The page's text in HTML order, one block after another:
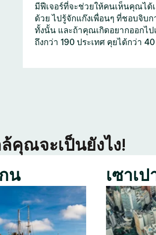
มีฟีเจอร์ที่จะช่วยให้คนเห็นคุณไ
ด้วย ไปรู้จักแก๊งเพื่อนๆ ที่ชอบจิ
ทั้งนั้น และถ้าคุณเกิดอยากออกไป
ถึงกว่า 190 ประเทศ คุยได้กว่า
คุณจะเป็นยังไง!
น เซาเป